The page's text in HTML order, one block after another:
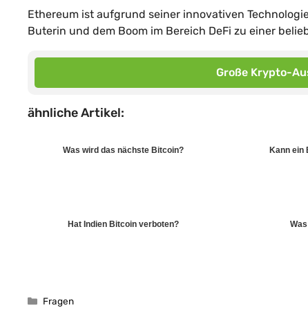
Ethereum ist aufgrund seiner innovativen
Buterin und dem Boom im Bereich DeFi zu einer
Große Krypto-
ähnliche Artikel:
Was wird das nächste Bitcoin? Kann ein
Hat Indien Bitcoin verboten?
Kategorien
Fragen